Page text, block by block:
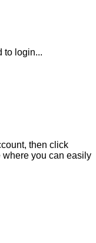
to login...
then click
where you can easily